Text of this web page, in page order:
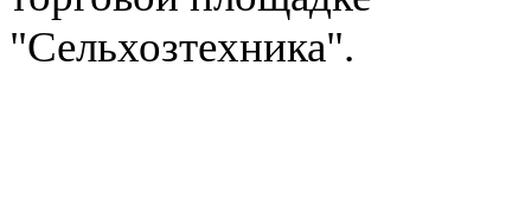
"Сельхозтехника".